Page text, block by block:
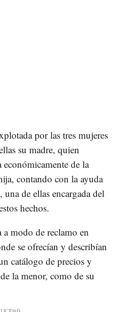
por las tres mujeres
su madre, quien
económicamente de la
contando con la ayuda
una de ellas encargada del
hechos.
modo de reclamo en
se ofrecían y describían
catálogo de precios y
la menor, como de su